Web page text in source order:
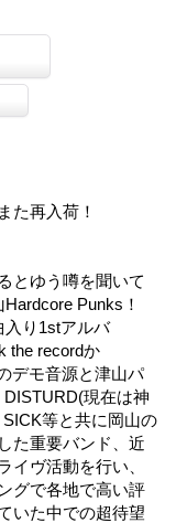
た再入荷！
とゆう噂を聞いて
Punks！
入り1stアルバ
the recordか
デモ音源と津山パ
現在は神
等と共に岡山の
た重要バンド、近
イヴ活動を行い、
グで各地で高い評
いた中での超待望